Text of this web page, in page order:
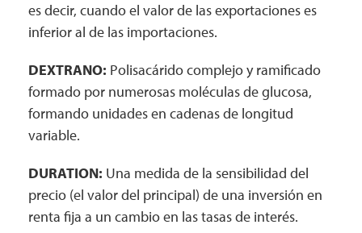
es decir, cuando el valor de las exportaciones es
inferior al de las importaciones.
DEXTRANO: Polisacárido complejo y ramificado
formado por numerosas moléculas de glucosa,
formando unidades en cadenas de longitud
variable.
DURATION: Una medida de la sensibilidad del
precio (el valor del principal) de una inversión en
renta fija a un cambio en las tasas de interés.